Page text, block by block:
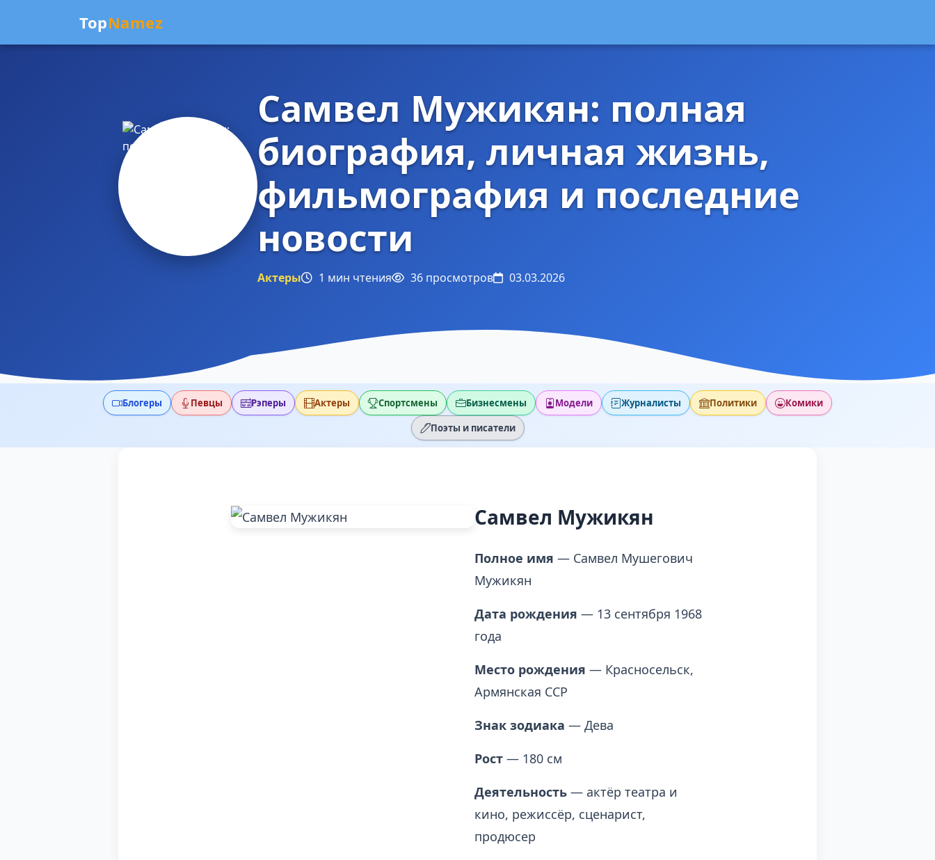
TopNamez
Самвел Мужикян: полная
биография, личная жизнь,
фильмография и последние
новости
Актеры 1 мин чтения 36 просмотров 03.03.2026
Блогеры Певцы Рэперы Актеры Спортсмены Бизнесмены Модели Журналисты Политики
Комики
Поэты и писатели
Самвел Мужикян
Полное имя — Самвел Мушегович
Мужикян
Дата рождения — 13 сентября 1968
года
Место рождения — Красносельск,
Армянская ССР
Знак зодиака — Дева
Рост — 180 см
Деятельность — актёр театра и
кино, режиссёр, сценарист,
продюсер